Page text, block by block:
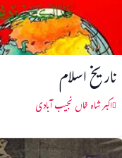
تاریخ اسلام
اکبر شاہ خاں نجیب آبادی